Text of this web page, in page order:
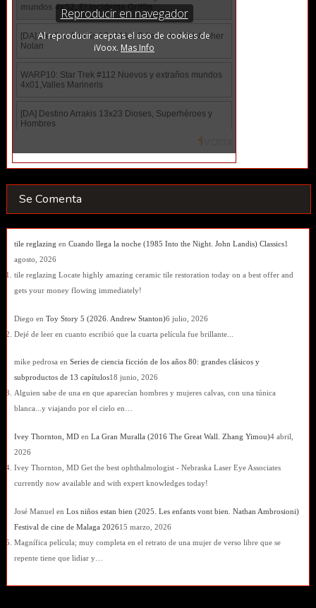
Se Comenta
tile reglazing en Cuando llega la noche (1985 Into the Night. John Landis) Classics1
agosto, 2026
tile reglazing Locate highly amazing ceramic tile restoration today on a best offer and
gets your money flowing immediately!
Diego en Toy Story 5 (2026. Andrew Stanton)6 julio, 2026
Dejé de leer en cuanto escribió que la cuarta película fue brillante...
mike pedrosa en Series de ciencia ficción de los años 80: grandes clásicos y
subproductos de 13 capítulos18 junio, 2026
Alguien sabe de una en que aparecían hombres y mujeres calvas, con una túnica
blanca...y viajando por el cielo en…
Ivey Thornton, MDen La Gran Muralla (2016 The Great Wall. Zhang Yimou)4 abril,
2026
Ivey Thornton, MD Get the best ophthalmologist - Nebraska Laser Eye Associates
currently now available and with expert knowledges today!
José Manuel en Los niños estan bien (2025. Les enfants vont bien. Nathan Ambrosioni)
Festival de cine de Malaga 202615 marzo, 2026
Magnífica película; muy completa en el retrato de una mujer de verso libre que se
repente tiene que lidiar y…